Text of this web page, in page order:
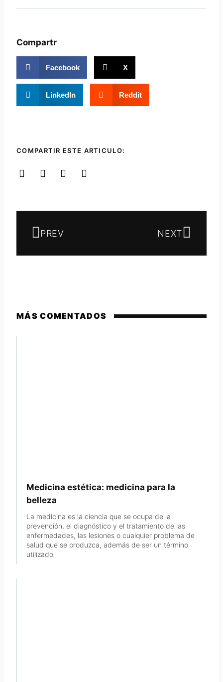
Compartr
Facebook X
LinkedIn Reddit
COMPARTIR ESTE ARTICULO:
PREV NEXT
MÁS COMENTADOS
Medicina estética: medicina para la
belleza
La medicina es la ciencia que se ocupa de la
prevención, el diagnóstico y el tratamiento de las
enfermedades, las lesiones o cualquier problema de
salud que se produzca, además de ser un término
utilizado